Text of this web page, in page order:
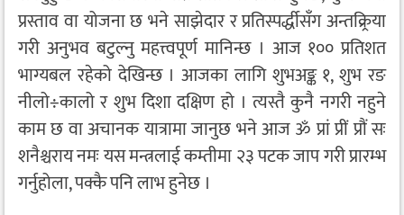
प्रस्ताव वा योजना छ भने साझेदार र प्रतिस्पर्द्धीसँग अन्तक्र्रिया
गरी अनुभव बटुल्नु महत्त्वपूर्ण मानिन्छ । आज १०० प्रतिशत
भाग्यबल रहेको देखिन्छ । आजका लागि शुभअङ्क १, शुभ रङ
नीलो÷कालो र शुभ दिशा दक्षिण हो । त्यस्तै कुनै नगरी नहुने
काम छ वा अचानक यात्रामा जानुछ भने आज ॐ प्रां प्रीं प्रौं सः
शनैश्चराय नमः यस मन्त्रलाई कम्तीमा २३ पटक जाप गरी प्रारम्भ
गर्नुहोला, पक्कै पनि लाभ हुनेछ ।